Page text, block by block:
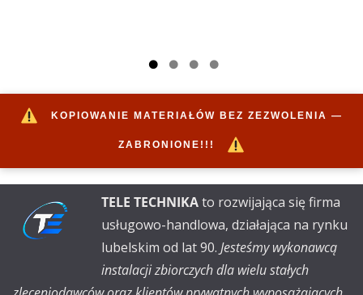
KOPIOWANIE MATERIAŁÓW BEZ ZEZWOLENIA —
ZABRONIONE!!!
TELE TECHNIKAto rozwijająca się firma
usługowo-handlowa, działająca na rynku
lubelskim od lat 90. Jesteśmy wykonawcą
instalacji zbiorczych dla wielu stałych